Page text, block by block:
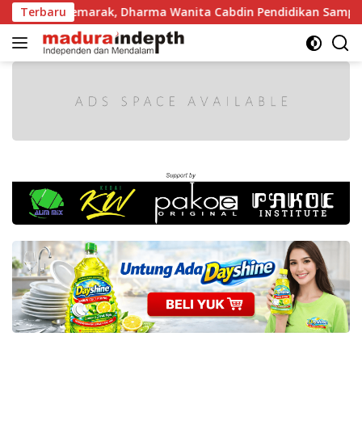
Langsung
ke
konten
Terbaru
Semarak, Dharma Wanita Cabdin Pendidikan Sampang